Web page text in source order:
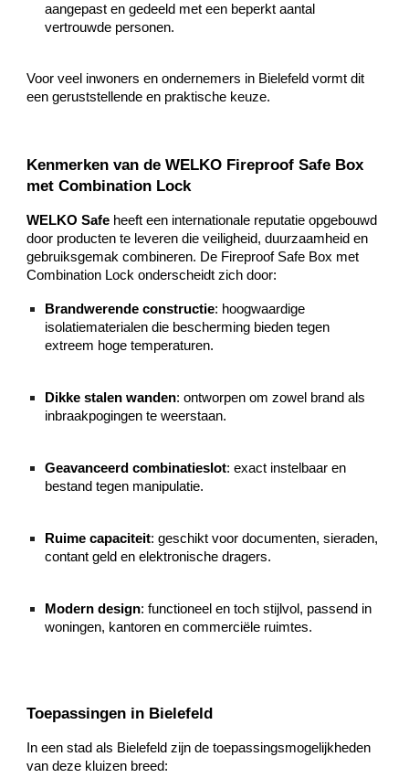
aangepast en gedeeld met een beperkt aantal
vertrouwde personen.
Voor veel inwoners en ondernemers in Bielefeld vormt dit
een geruststellende en praktische keuze.
Kenmerken van de WELKO Fireproof Safe Box
met Combination Lock
WELKO Safe heeft een internationale reputatie opgebouwd
door producten te leveren die veiligheid, duurzaamheid en
gebruiksgemak combineren. De Fireproof Safe Box met
Combination Lock onderscheidt zich door:
Brandwerende constructie: hoogwaardige
isolatiematerialen die bescherming bieden tegen
extreem hoge temperaturen.
Dikke stalen wanden: ontworpen om zowel brand als
inbraakpogingen te weerstaan.
Geavanceerd combinatieslot: exact instelbaar en
bestand tegen manipulatie.
Ruime capaciteit: geschikt voor documenten, sieraden,
contant geld en elektronische dragers.
Modern design: functioneel en toch stijlvol, passend in
woningen, kantoren en commerciële ruimtes.
Toepassingen in Bielefeld
In een stad als Bielefeld zijn de toepassingsmogelijkheden
van deze kluizen breed: